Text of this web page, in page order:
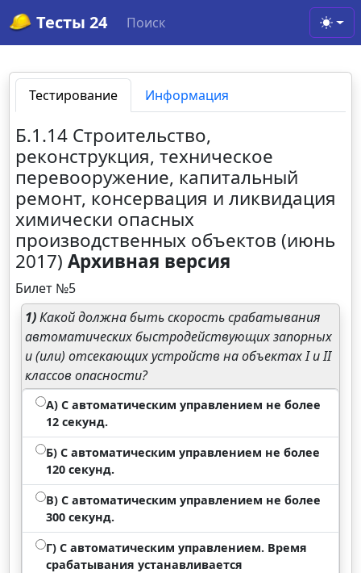
Тесты 24 Поиск
Тестирование Информация
Б.1.14 Строительство,
реконструкция, техническое
перевооружение, капитальный
ремонт, консервация и ликвидация
химически опасных
производственных объектов (июнь
2017)Архивная версия
Билет №5
1)Какой должна быть скорость срабатывания
автоматических быстродействующих запорных
и (или) отсекающих устройств на объектах I и II
классов опасности?
А) С автоматическим управлением не более
12 секунд.
Б) С автоматическим управлением не более
120 секунд.
В) С автоматическим управлением не более
300 секунд.
Г) С автоматическим управлением. Время
срабатывания устанавливается